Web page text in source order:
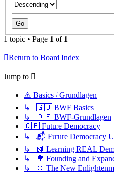
1 topic • Page 1 of 1
Return to Board Index
Jump to
⚠️ Basics / Grundlagen
↳ 🇬🇧 BWF Basics
↳ 🇩🇪 BWF-Grundlagen
🇬🇧 Future Democracy
↳ 📬 Future Democracy
↳ 📗 Learning REAL
↳ 🌳 Founding and
↳ 🔆 The New